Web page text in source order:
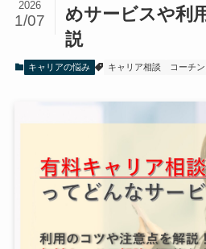
めサービスや利
説
2026
1/07
キャリアの悩み キャリア相談 コーチ